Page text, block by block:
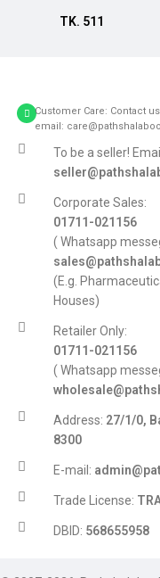
TK. 511
Customer Care: Contact
email:
To be a seller!
Corporate Sales:
01711-021156
( Whatsapp
(E.g.
Houses)
Retailer Only:
01711-021156
( Whatsapp
Address: 27/1/0,
8300
E-mail:
Trade License:
DBID: 568655958